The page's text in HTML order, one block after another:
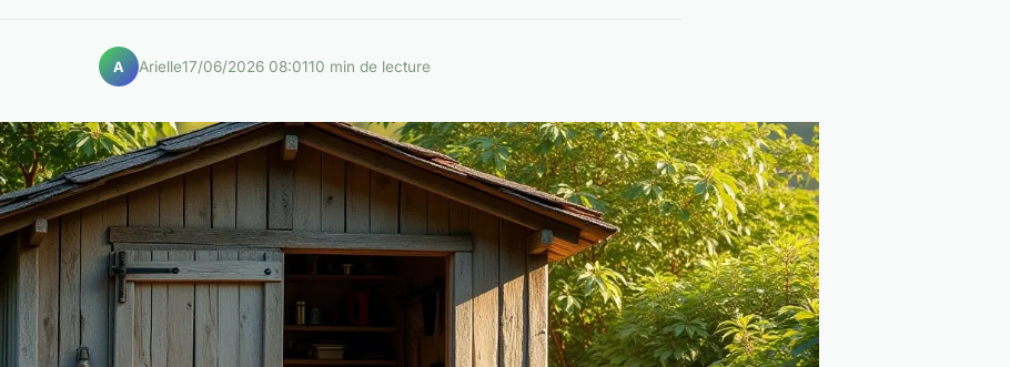
A Arielle17/06/2026 08:0110 min de lecture